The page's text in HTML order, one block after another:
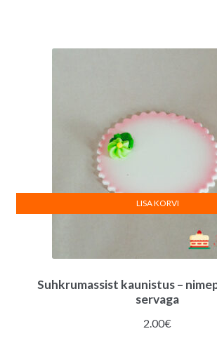
Suhkrumassist kaunistus –
servaga
2.00€
LISA KORVI